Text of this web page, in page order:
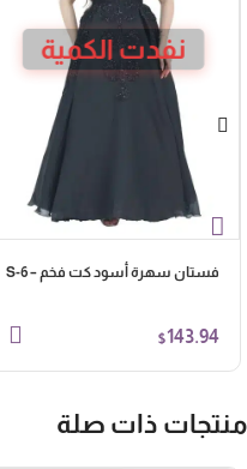
نفدت الكمية
فستان سهرة أسود كت فخم – S-6
$143.94
ذات صلة